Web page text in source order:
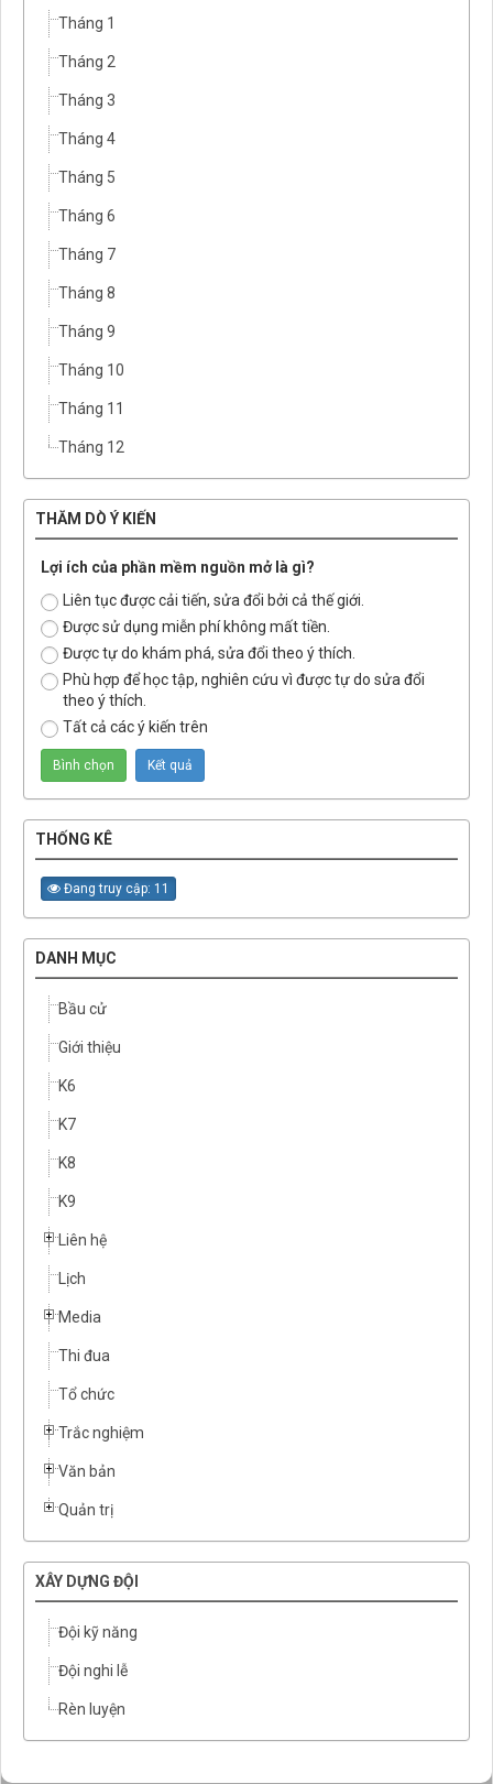
Tháng 1
Tháng 2
Tháng 3
Tháng 4
Tháng 5
Tháng 6
Tháng 7
Tháng 8
Tháng 9
Tháng 10
Tháng 11
Tháng 12
THĂM DÒ Ý KIẾN
Lợi ích của phần mềm nguồn mở là gì?
Liên tục được cải tiến, sửa đổi bởi cả thế giới.
Được sử dụng miễn phí không mất tiền.
Được tự do khám phá, sửa đổi theo ý thích.
Phù hợp để học tập, nghiên cứu vì được tự do sửa đổi
theo ý thích.
Tất cả các ý kiến trên
THỐNG KÊ
Đang truy cập: 11
DANH MỤC
Bầu cử
Giới thiệu
K6
K7
K8
K9
Liên hệ
Lịch
Media
Thi đua
Tổ chức
Trắc nghiệm
Văn bản
Quản trị
XÂY DỰNG ĐỘI
Đội kỹ năng
Đội nghi lễ
Rèn luyện